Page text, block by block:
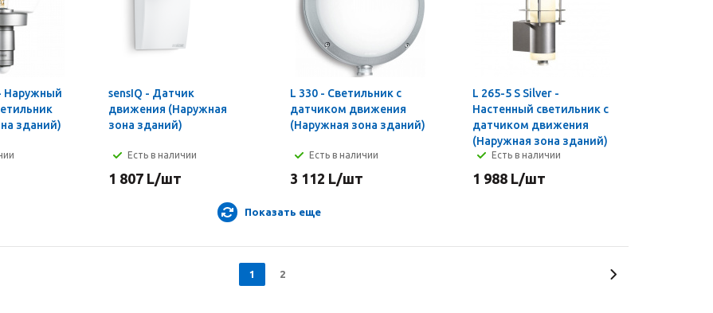
Наружный
зданий)
sensIQ - Датчик
движения (Наружная
зона зданий)
Есть в наличии
1 807L/шт
L 330 - Светильник с
датчиком движения
(Наружная зона зданий)
Есть в наличии
3 112 L/шт
L 265-5 S Silver -
Настенный светильник с
датчиком движения
(Наружная зона зданий)
Есть в наличии
1 988L/шт
Показать еще
1 2